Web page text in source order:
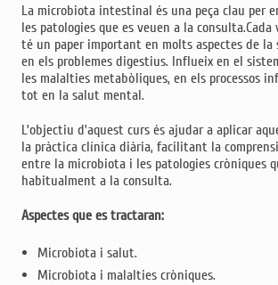
La microbiota intestinal és una peça clau per
les patologies que es veuen a la consulta.Cada
té un paper important en molts aspectes de la
en els problemes digestius. Influeix en el
les malalties metabòliques, en els processos
tot en la salut mental.
L’objectiu d’aquest curs és ajudar a aplicar
la pràctica clínica diària, facilitant la
entre la microbiota i les patologies cròniques
habitualment a la consulta.
Aspectes que es tractaran:
Microbiota i salut.
Microbiota i malalties cròniques.